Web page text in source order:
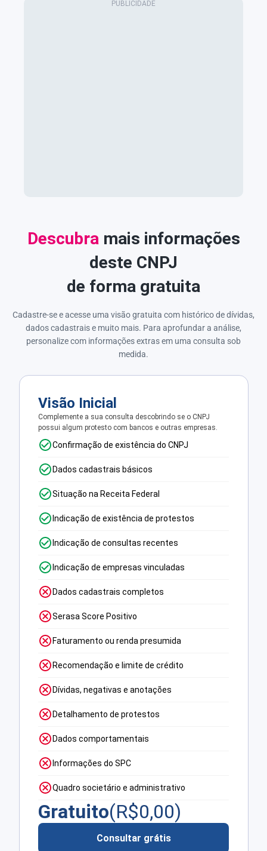
Descubramais informações
deste CNPJ
de forma gratuita
Cadastre-se e acesse uma visão gratuita com histórico de dívidas,
dados cadastrais e muito mais. Para aprofundar a análise,
personalize com informações extras em uma consulta sob
medida.
Visão Inicial
Complemente a sua consulta descobrindo se o CNPJ
possui algum protesto com bancos e outras empresas.
Confirmação de existência do CNPJ
Dados cadastrais básicos
Situação na Receita Federal
Indicação de existência de protestos
Indicação de consultas recentes
Indicação de empresas vinculadas
Dados cadastrais completos
Serasa Score Positivo
Faturamento ou renda presumida
Recomendação e limite de crédito
Dívidas, negativas e anotações
Detalhamento de protestos
Dados comportamentais
Informações do SPC
Quadro societário e administrativo
Gratuito(R$0,00)
Consultar grátis